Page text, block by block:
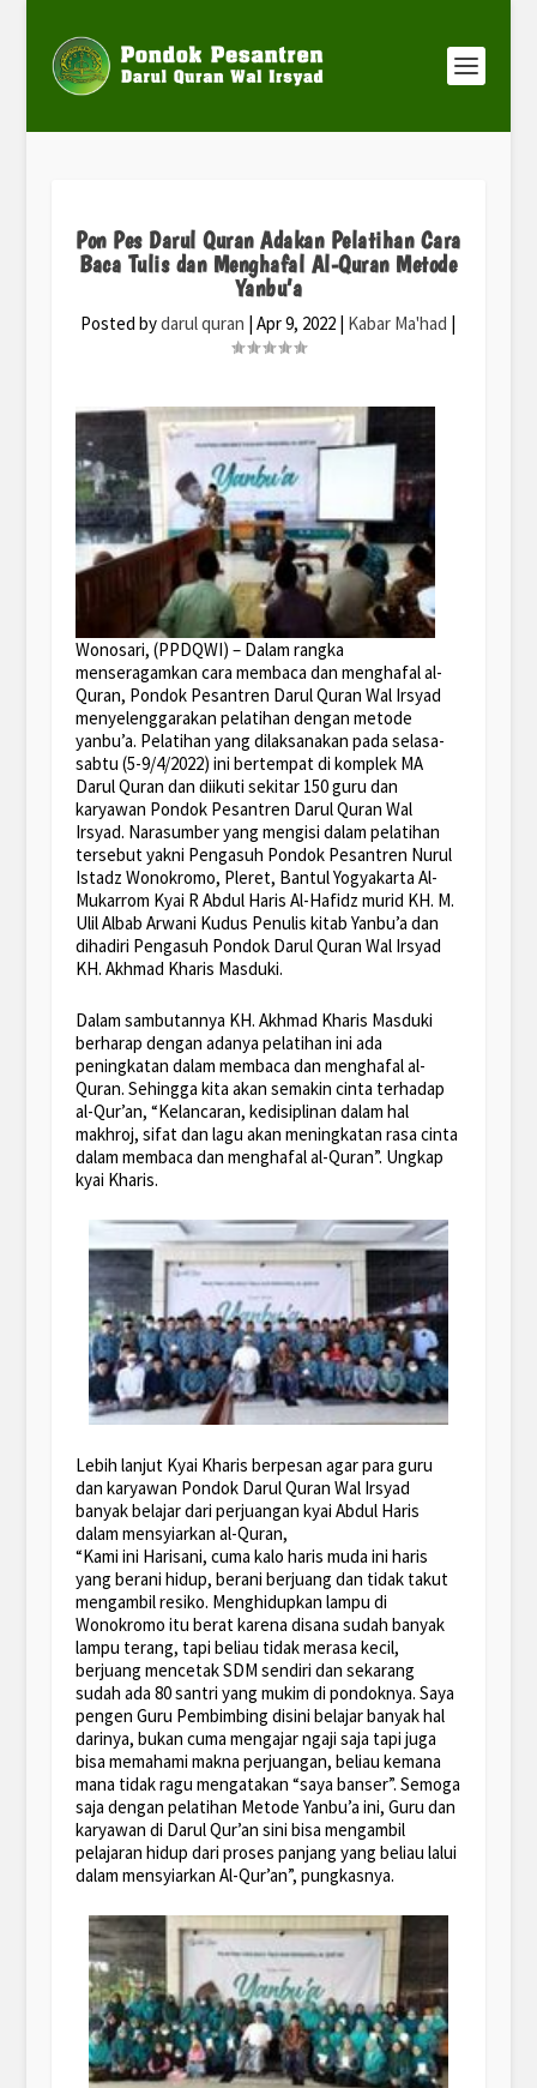
Pon Pes Darul Quran Adakan Pelatihan Cara
Baca Tulis dan Menghafal Al-Quran Metode
Yanbu’a
Posted bydarul quran |Apr 9, 2022 | Kabar Ma'had |
Wonosari, (PPDQWI) – Dalam rangka
menseragamkan cara membaca dan menghafal al-
Quran, Pondok Pesantren Darul Quran Wal Irsyad
menyelenggarakan pelatihan dengan metode
yanbu’a. Pelatihan yang dilaksanakan pada selasa-
sabtu (5-9/4/2022) ini bertempat di komplek MA
Darul Quran dan diikuti sekitar 150 guru dan
karyawan Pondok Pesantren Darul Quran Wal
Irsyad. Narasumber yang mengisi dalam pelatihan
tersebut yakni Pengasuh Pondok Pesantren Nurul
Istadz Wonokromo, Pleret, Bantul Yogyakarta Al-
Mukarrom Kyai R Abdul Haris Al-Hafidz murid KH. M.
Ulil Albab Arwani Kudus Penulis kitab Yanbu’a dan
dihadiri Pengasuh Pondok Darul Quran Wal Irsyad
KH. Akhmad Kharis Masduki.
Dalam sambutannya KH. Akhmad Kharis Masduki
berharap dengan adanya pelatihan ini ada
peningkatan dalam membaca dan menghafal al-
Quran. Sehingga kita akan semakin cinta terhadap
al-Qur’an, “Kelancaran, kedisiplinan dalam hal
makhroj, sifat dan lagu akan meningkatan rasa cinta
dalam membaca dan menghafal al-Quran”. Ungkap
kyai Kharis.
Lebih lanjut Kyai Kharis berpesan agar para guru
dan karyawan Pondok Darul Quran Wal Irsyad
banyak belajar dari perjuangan kyai Abdul Haris
dalam mensyiarkan al-Quran,
“Kami ini Harisani, cuma kalo haris muda ini haris
yang berani hidup, berani berjuang dan tidak takut
mengambil resiko. Menghidupkan lampu di
Wonokromo itu berat karena disana sudah banyak
lampu terang, tapi beliau tidak merasa kecil,
berjuang mencetak SDM sendiri dan sekarang
sudah ada 80 santri yang mukim di pondoknya. Saya
pengen Guru Pembimbing disini belajar banyak hal
darinya, bukan cuma mengajar ngaji saja tapi juga
bisa memahami makna perjuangan, beliau kemana
mana tidak ragu mengatakan “saya banser”. Semoga
saja dengan pelatihan Metode Yanbu’a ini, Guru dan
karyawan di Darul Qur’an sini bisa mengambil
pelajaran hidup dari proses panjang yang beliau lalui
dalam mensyiarkan Al-Qur’an”, pungkasnya.